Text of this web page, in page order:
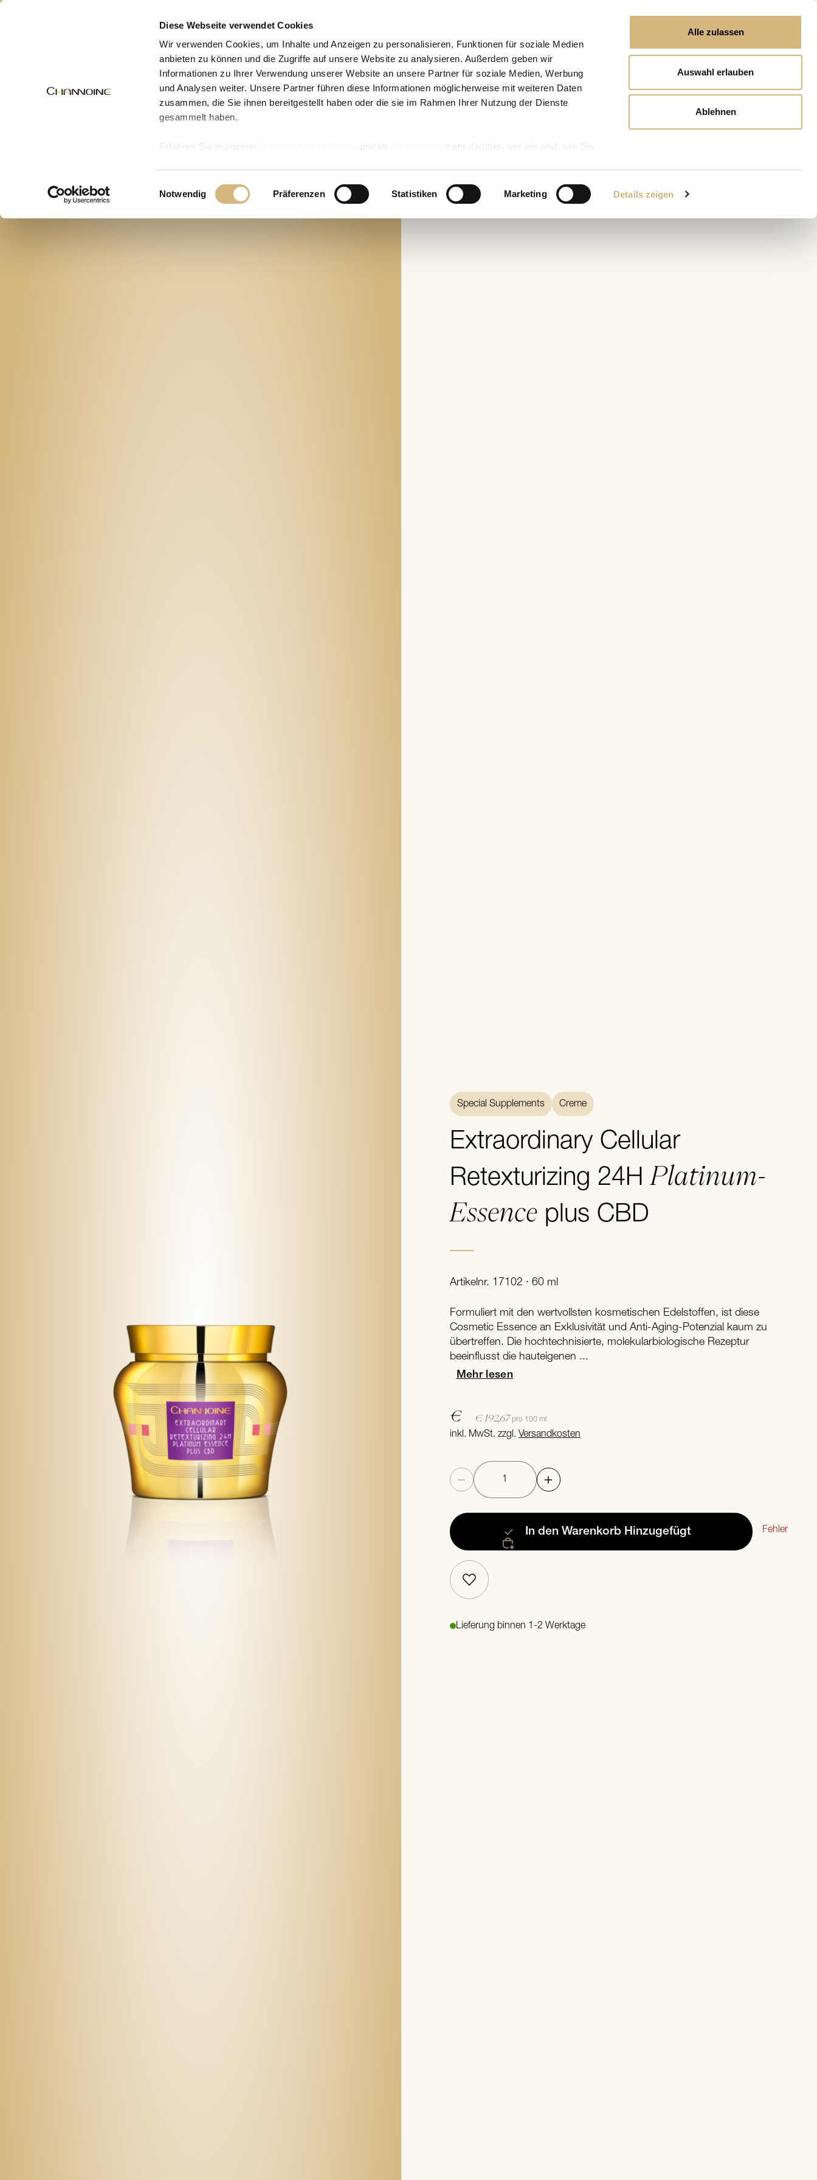
Diese Webseite verwendet Cookies
Wir verwenden Cookies, um Inhalte und Anzeigen zu personalisieren, Funktionen für soziale Medien
anbieten zu können und die Zugriffe auf unsere Website zu analysieren. Außerdem geben wir
Informationen zu Ihrer Verwendung unserer Website an unsere Partner für soziale Medien, Werbung
und Analysen weiter. Unsere Partner führen diese Informationen möglicherweise mit weiteren Daten
zusammen, die Sie ihnen bereitgestellt haben oder die sie im Rahmen Ihrer Nutzung der Dienste
gesammelt haben.
Erfahren Sie in unserer und im
mehr darüber, wer wir sind, wie Sie
Einwilligungsauswahl
Notwendig Präferenzen Statistiken Marketing Details zeigen
Alle zulassen
Auswahl erlauben
Ablehnen
Special Supplements Creme
Extraordinary Cellular
Retexturizing 24HPlatinum-
Essence plus CBD
Artikelnr. 17102 · 60 ml
Formuliert mit den wertvollsten kosmetischen Edelstoffen, ist diese
Cosmetic Essence an Exklusivität und Anti-Aging-Potenzial kaum zu
übertreffen. Die hochtechnisierte, molekularbiologische Rezeptur
beeinflusst die hauteigenen ...
Mehr lesen
€ € 192,67 pro 100 ml
inkl. MwSt. zzgl. Versandkosten
Anzahl
In den Warenkorb Hinzugefügt Fehler
Lieferung binnen 1-2 Werktage